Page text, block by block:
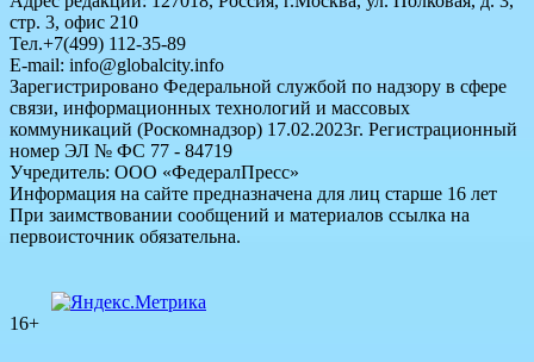
стр. 3, офис 210
Тел.+7(499) 112-35-89
E-mail: info@globalcity.info
Зарегистрировано Федеральной службой по надзору в сфере
связи, информационных технологий и массовых
коммуникаций (Роскомнадзор) 17.02.2023г. Регистрационный
номер ЭЛ № ФС 77 - 84719
Учредитель: ООО «ФедералПресс»
Информация на сайте предназначена для лиц старше 16 лет
При заимствовании сообщений и материалов ссылка на
первоисточник обязательна.
16+